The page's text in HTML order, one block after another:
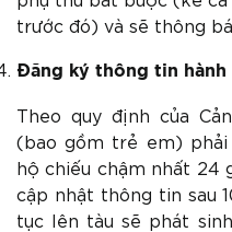
trước đó) và sẽ thông
Đăng ký thông tin hành
Theo quy định của
(bao gồm trẻ em)
hộ chiếu chậm nhất 24
cập nhật thông tin sau
tục lên tàu sẽ phát